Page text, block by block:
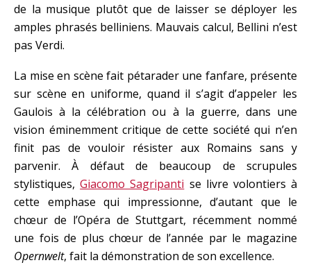
de la musique plutôt que de laisser se déployer les
amples phrasés belliniens. Mauvais calcul, Bellini n’est
pas Verdi.
La mise en scène fait pétarader une fanfare, présente
sur scène en uniforme, quand il s’agit d’appeler les
Gaulois à la célébration ou à la guerre, dans une
vision éminemment critique de cette société qui n’en
finit pas de vouloir résister aux Romains sans y
parvenir. À défaut de beaucoup de scrupules
stylistiques,Giacomo Sagripanti se livre volontiers à
cette emphase qui impressionne, d’autant que le
chœur de l’Opéra de Stuttgart, récemment nommé
une fois de plus chœur de l’année par le magazine
Opernwelt, fait la démonstration de son excellence.